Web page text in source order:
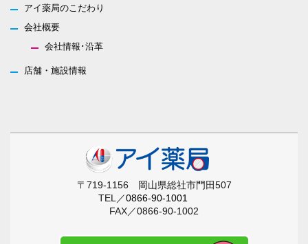
アイ薬局のこだわり
会社概要
会社情報･沿革
店舗・施設情報
〒719-1156 岡山県総社市門田507
TEL／0866-90-1001
FAX／0866-90-1002